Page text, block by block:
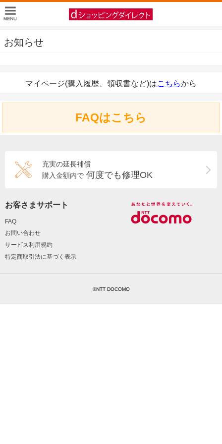
お知らせ
マイページ(購入履歴、領収書など)はこちらから
FAQはこちら
充実の延長補償
購入金額内で 何度でも修理OK
お客さまサポート
FAQ
お問い合わせ
サービス利用規約
特定商取引法に基づく表示
©NTT DOCOMO